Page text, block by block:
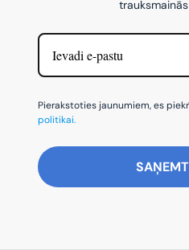
Pierakstoties jaunumiem, es
politikai.